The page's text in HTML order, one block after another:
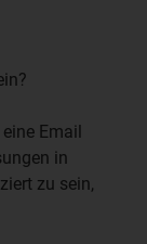
Email
in
zu sein,